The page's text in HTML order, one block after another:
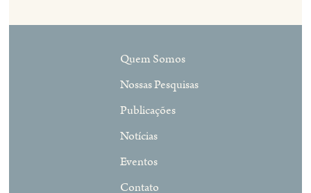
Quem Somos
Nossas Pesquisas
Publicações
Notícias
Eventos
Contato